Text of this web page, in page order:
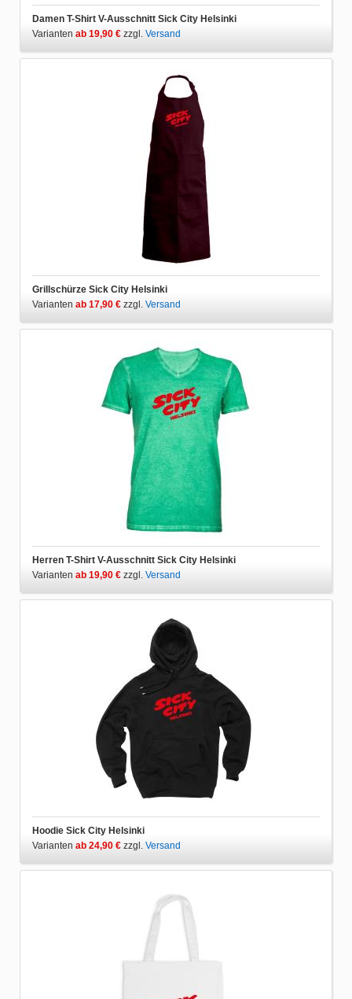
Damen T-Shirt V-Ausschnitt Sick City Helsinki
Varianten ab 19,90 € zzgl. Versand
Grillschürze Sick City Helsinki
Varianten ab 17,90 € zzgl. Versand
Herren T-Shirt V-Ausschnitt Sick City Helsinki
Varianten ab 19,90 € zzgl. Versand
Hoodie Sick City Helsinki
Varianten ab 24,90 € zzgl. Versand